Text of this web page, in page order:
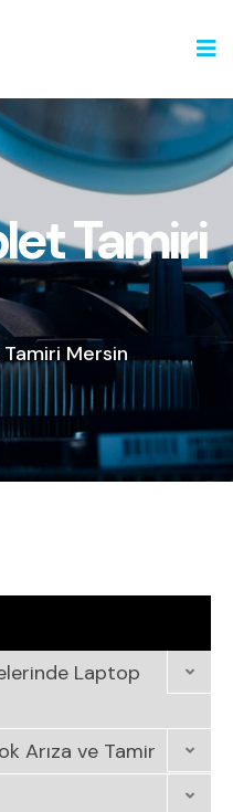
Tamiri
Mersin
Laptop
Arıza ve Tamir